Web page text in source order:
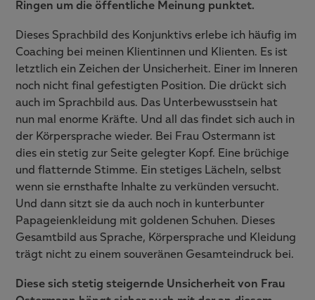
Ringen um die öffentliche Meinung punktet.
Dieses Sprachbild des Konjunktivs erlebe ich häufig im
Coaching bei meinen Klientinnen und Klienten. Es ist
letztlich ein Zeichen der Unsicherheit. Einer im Inneren
noch nicht final gefestigten Position. Die drückt sich
auch im Sprachbild aus. Das Unterbewusstsein hat
nun mal enorme Kräfte. Und all das findet sich auch in
der Körpersprache wieder. Bei Frau Ostermann ist
dies ein stetig zur Seite gelegter Kopf. Eine brüchige
und flatternde Stimme. Ein stetiges Lächeln, selbst
wenn sie ernsthafte Inhalte zu verkünden versucht.
Und dann sitzt sie da auch noch in kunterbunter
Papageienkleidung mit goldenen Schuhen. Dieses
Gesamtbild aus Sprache, Körpersprache und Kleidung
trägt nicht zu einem souveränen Gesamteindruck bei.
Diese sich stetig steigernde Unsicherheit von Frau